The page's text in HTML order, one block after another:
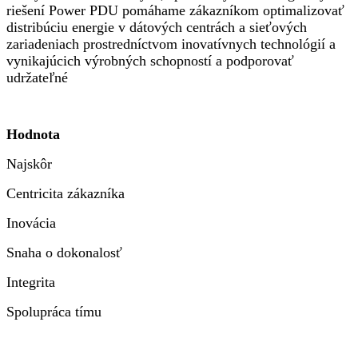
riešení Power PDU pomáhame zákazníkom optimalizovať
distribúciu energie v dátových centrách a sieťových
zariadeniach prostredníctvom inovatívnych technológií a
vynikajúcich výrobných schopností a podporovať
udržateľné
Hodnota
Najskôr
Centricita zákazníka
Inovácia
Snaha o dokonalosť
Integrita
Spolupráca tímu